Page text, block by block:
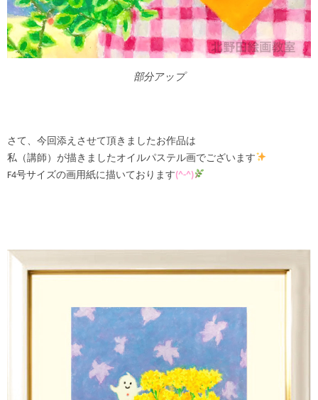
部分アップ
さて、今回添えさせて頂きましたお作品は
私（講師）が描きましたオイルパステル画でございます
F4号サイズの画用紙に描いております(^-^)